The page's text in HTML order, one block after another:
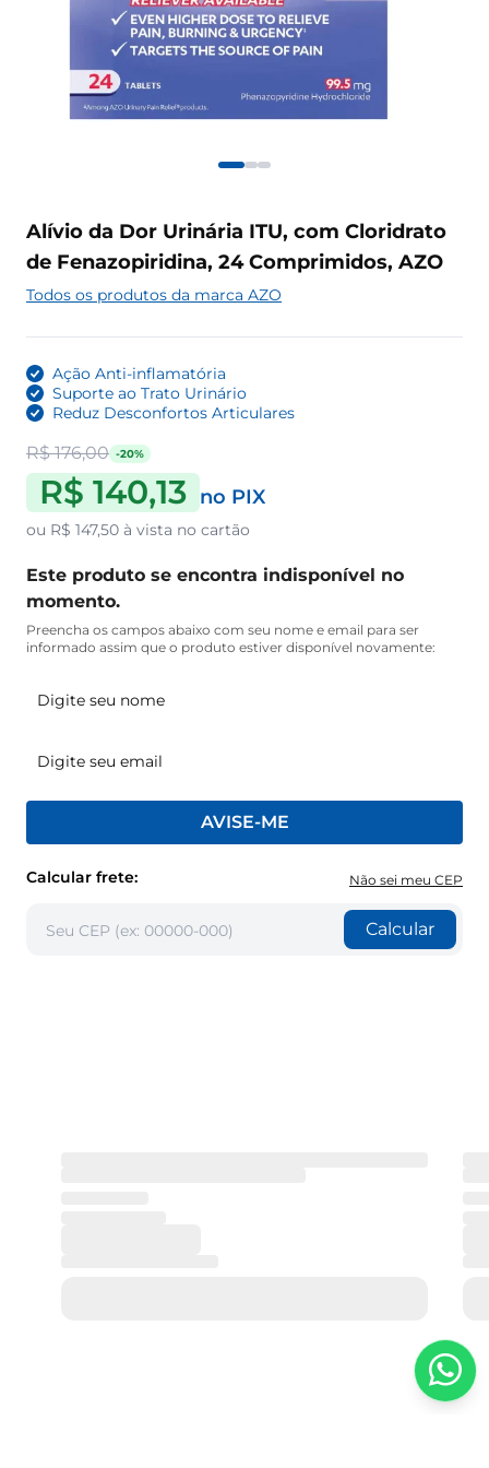
Alívio da Dor Urinária ITU, com Cloridrato
de Fenazopiridina, 24 Comprimidos, AZO
Todos os produtos da marca AZO
Ação Anti-inflamatória
Suporte ao Trato Urinário
Reduz Desconfortos Articulares
R$ 176,00 -20%
R$ 140,13 no PIX
ou R$ 147,50 à vista no cartão
Este produto se encontra indisponível no
momento.
Preencha os campos abaixo com seu nome e email para ser
informado assim que o produto estiver disponível novamente:
AVISE-ME
Calcular frete: Não sei meu CEP
Calcular